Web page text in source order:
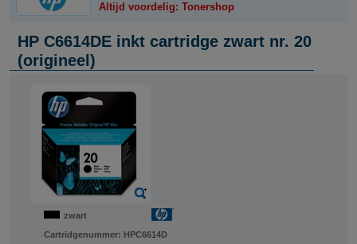
Altijd voordelig: Tonershop
HP C6614DE inkt cartridge zwart nr. 20
(origineel)
zwart
Cartridgenummer: HPC6614D